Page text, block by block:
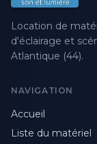
Location de
d'éclairage et
Atlantique (44).
NAVIGATION
Accueil
Liste du matériel